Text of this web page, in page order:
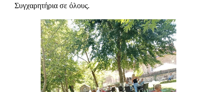
Συγχαρητήρια σε όλους.